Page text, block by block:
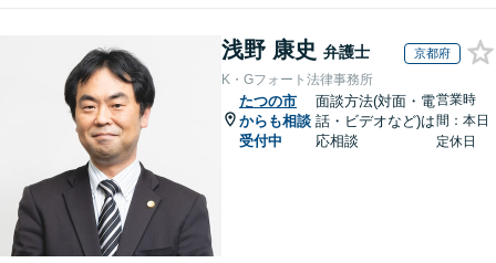
浅野 康史 弁護士 京都府
K・Gフォート法律事務所
たつの市
からも相談
受付中
面談方法(対面・電
話・ビデオなど)は
応相談
営業時
間：本日
定休日